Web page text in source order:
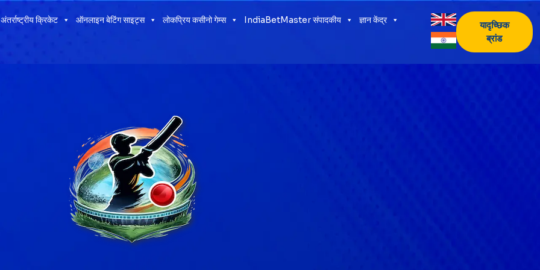
अंतर्राष्ट्रीय क्रिकेट ऑनलाइन बेटिंग साइट्स लोकप्रिय कसीनो गेम्स IndiaBetMaster संपादकीय ज्ञान केंद्र
यादृच्छिक
ब्रांड